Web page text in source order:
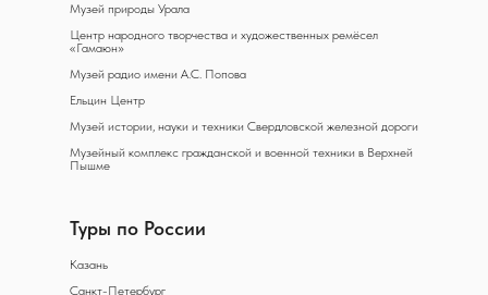
Музей природы Урала
Центр народного творчества и художественных ремёсел
«Гамаюн»
Музей радио имени А.С. Попова
Ельцин Центр
Музей истории, науки и техники Свердловской железной дороги
Музейный комплекс гражданской и военной техники в Верхней
Пышме
Туры по России
Казань
Санкт-Петербург